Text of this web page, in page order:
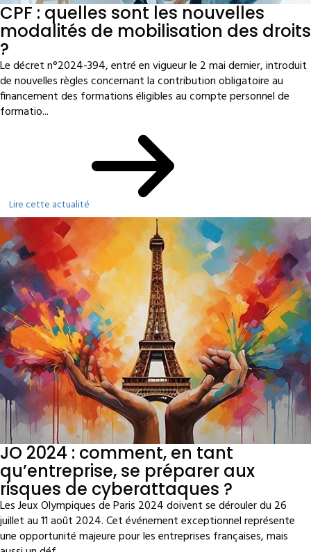
CPF : quelles sont les nouvelles
modalités de mobilisation des droits
?
Le décret n°2024-394, entré en vigueur le 2 mai dernier, introduit
de nouvelles règles concernant la contribution obligatoire au
financement des formations éligibles au compte personnel de
formatio...
Lire cette actualité
JO 2024 : comment, en tant
qu’entreprise, se préparer aux
risques de cyberattaques ?
Les Jeux Olympiques de Paris 2024 doivent se dérouler du 26
juillet au 11 août 2024. Cet événement exceptionnel représente
une opportunité majeure pour les entreprises françaises, mais